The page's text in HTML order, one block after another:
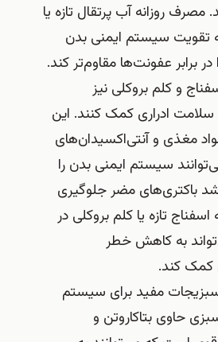
مصرف روزانه آب پرتقال تازه یا
تقویت سیستم ایمنی بدن
برابر عفونت‌ها مقاوم‌تر کند.
و کلم بروکلی نیز
سلامت ادراری کمک کنند. این
مغذی و آنتی‌اکسیدان‌های
سیستم ایمنی بدن را
باکتری‌های مضر جلوگیری
تازه یا کلم بروکلی در
به کاهش خطر
کمک کند.
سبزیجات مفید برای سیستم
حاوی بتاکاروتن و